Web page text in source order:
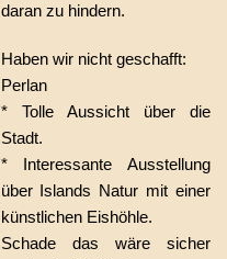
daran zu hindern.
Haben wir nicht geschafft:
Perlan
* Tolle Aussicht über die
Stadt.
* Interessante Ausstellung
über Islands Natur mit einer
künstlichen Eishöhle.
Schade das wäre sicher